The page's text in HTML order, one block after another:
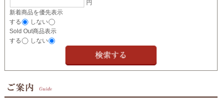
円
新着商品を優先表示
する
しない
Sold Out商品表示
する
しない